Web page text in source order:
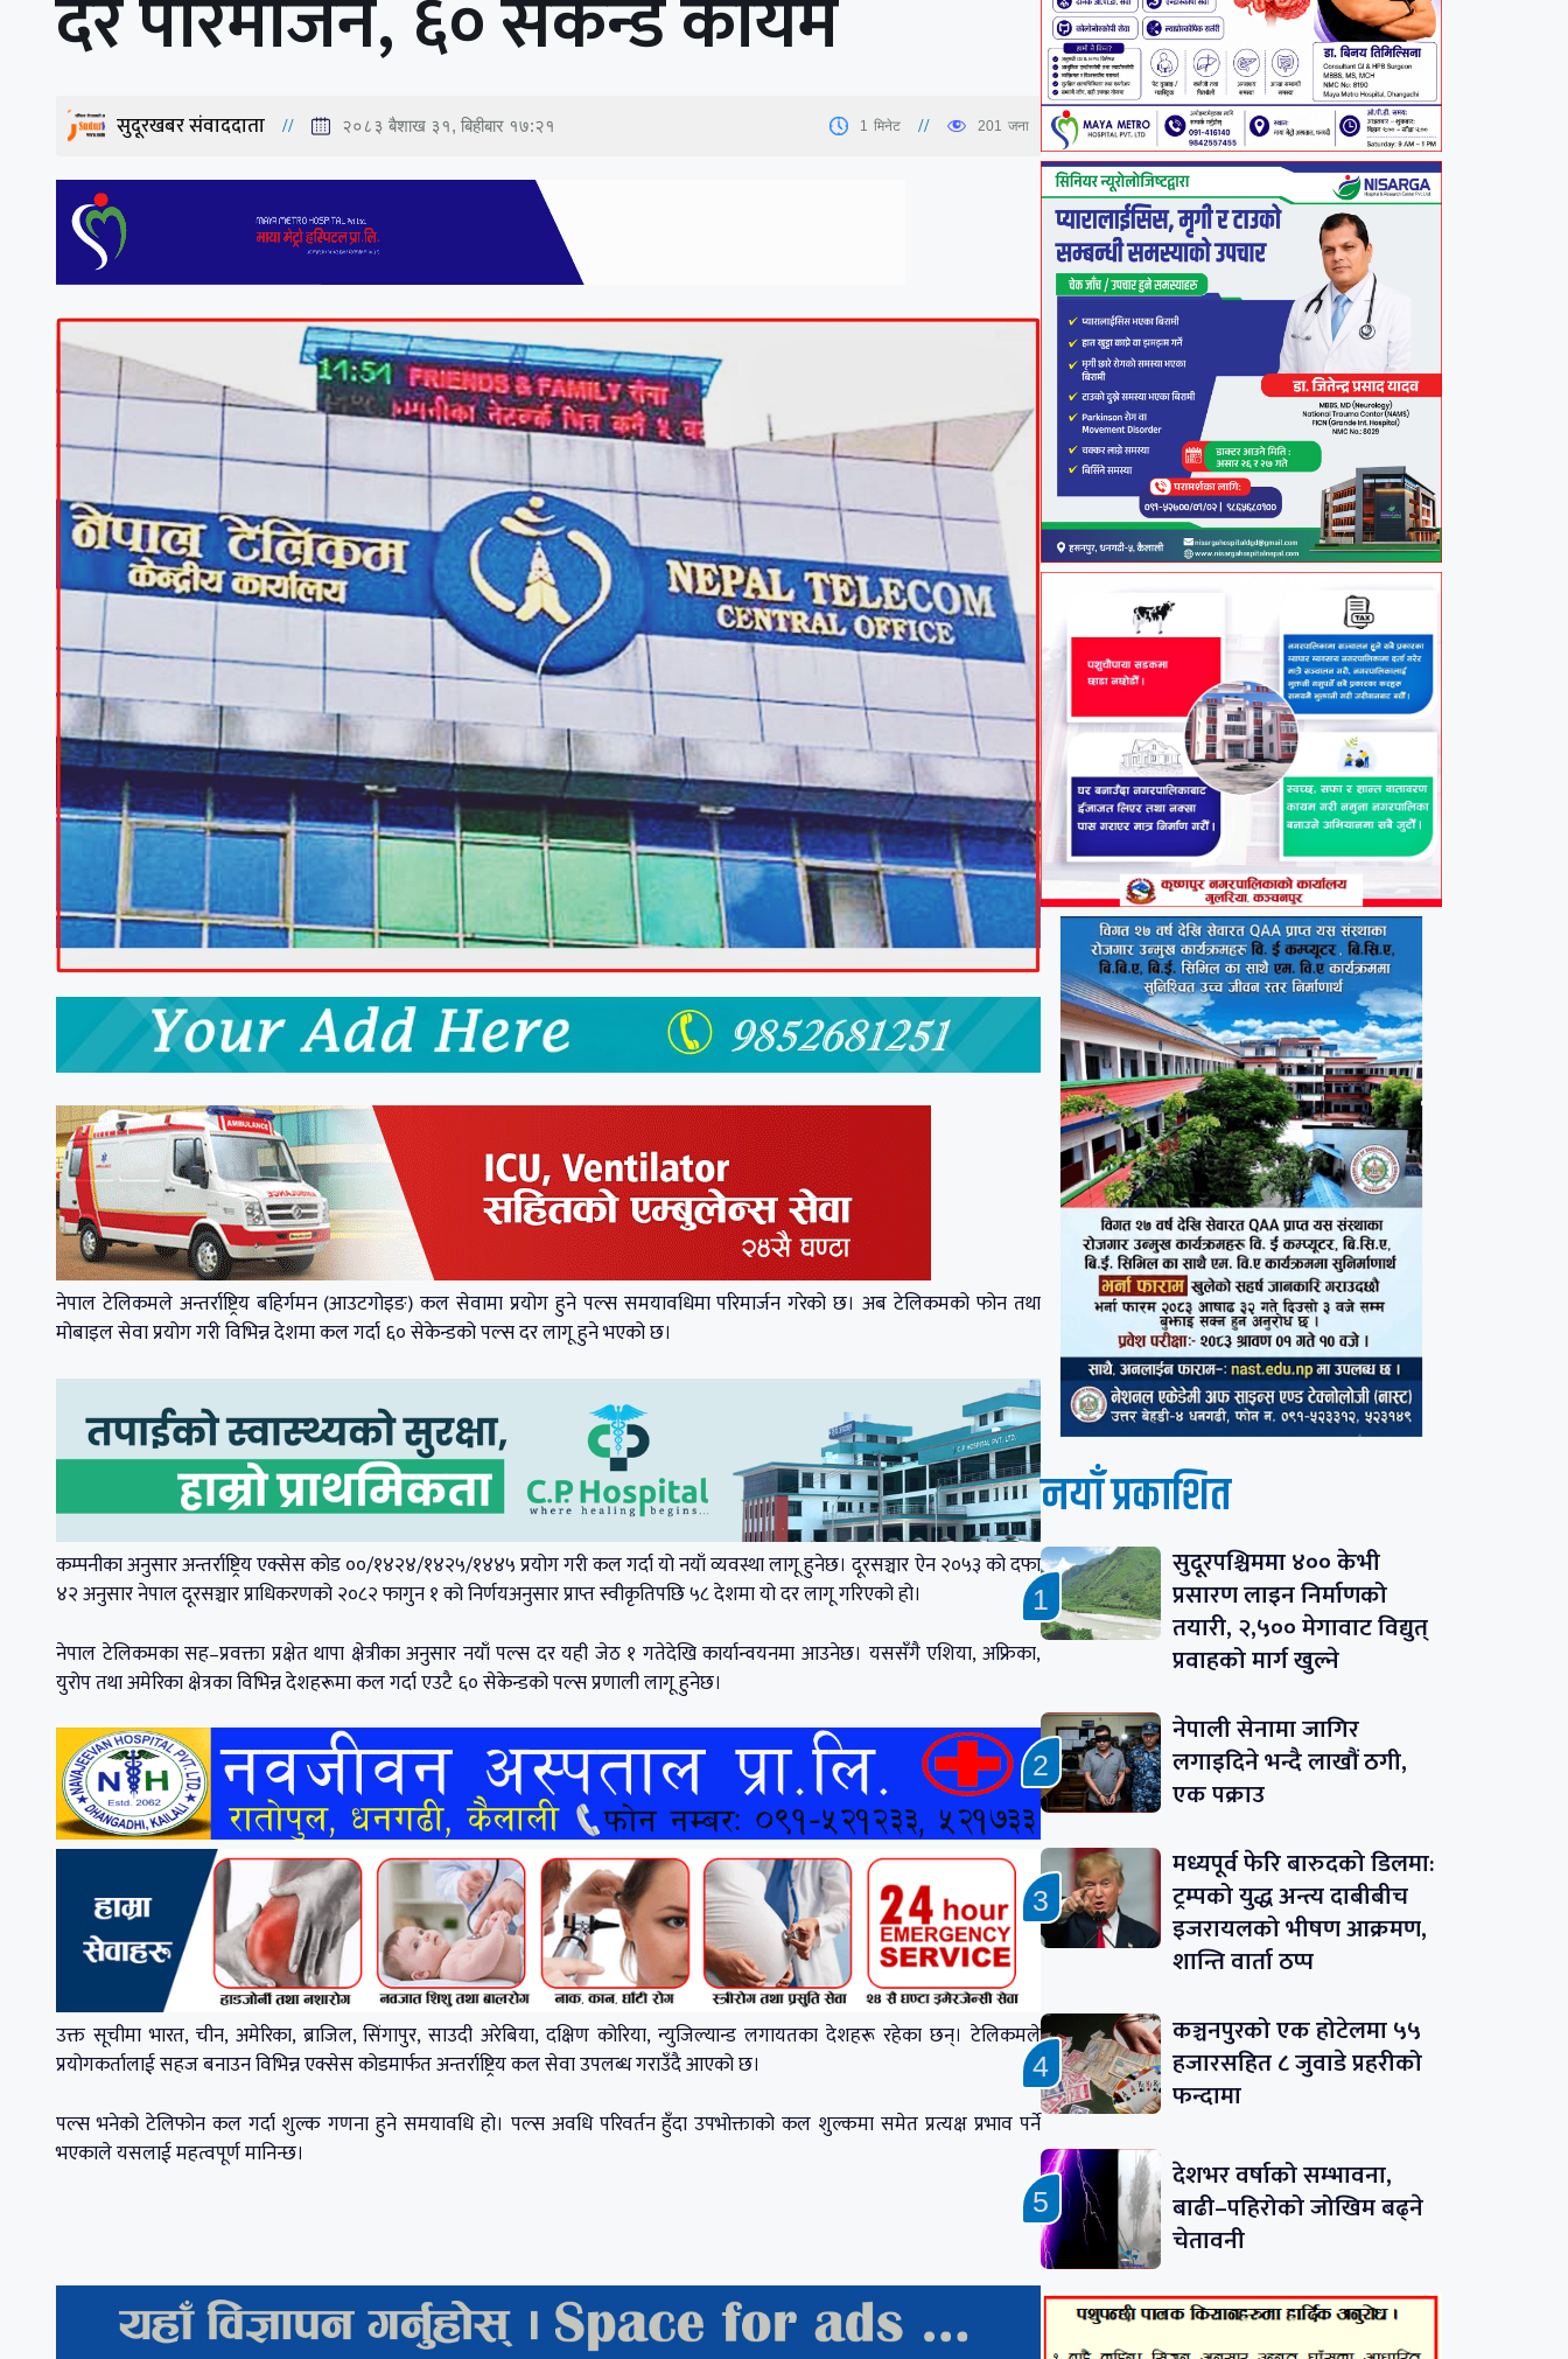
दर परिमार्जन, ६० सेकेन्ड कायम
सुदूरखबर संवाददाता २०८३ बैशाख ३१, बिहीबार १७:२१ 1 मिनेट 201 जना
नेपाल टेलिकमले अन्तर्राष्ट्रिय बहिर्गमन (आउटगोइङ) कल सेवामा प्रयोग हुने पल्स समयावधिमा परिमार्जन गरेको छ। अब टेलिकमको फोन तथा
मोबाइल सेवा प्रयोग गरी विभिन्न देशमा कल गर्दा ६० सेकेन्डको पल्स दर लागू हुने भएको छ।
कम्पनीका अनुसार अन्तर्राष्ट्रिय एक्सेस कोड ००/१४२४/१४२५/१४४५ प्रयोग गरी कल गर्दा यो नयाँ व्यवस्था लागू हुनेछ। दूरसञ्चार ऐन २०५३ को दफा
४२ अनुसार नेपाल दूरसञ्चार प्राधिकरणको २०८२ फागुन १ को निर्णयअनुसार प्राप्त स्वीकृतिपछि ५८ देशमा यो दर लागू गरिएको हो।
नेपाल टेलिकमका सह–प्रवक्ता प्रक्षेत थापा क्षेत्रीका अनुसार नयाँ पल्स दर यही जेठ १ गतेदेखि कार्यान्वयनमा आउनेछ। यससँगै एशिया, अफ्रिका,
युरोप तथा अमेरिका क्षेत्रका विभिन्न देशहरूमा कल गर्दा एउटै ६० सेकेन्डको पल्स प्रणाली लागू हुनेछ।
उक्त सूचीमा भारत, चीन, अमेरिका, ब्राजिल, सिंगापुर, साउदी अरेबिया, दक्षिण कोरिया, न्युजिल्यान्ड लगायतका देशहरू रहेका छन्। टेलिकमले
प्रयोगकर्तालाई सहज बनाउन विभिन्न एक्सेस कोडमार्फत अन्तर्राष्ट्रिय कल सेवा उपलब्ध गराउँदै आएको छ।
पल्स भनेको टेलिफोन कल गर्दा शुल्क गणना हुने समयावधि हो। पल्स अवधि परिवर्तन हुँदा उपभोक्ताको कल शुल्कमा समेत प्रत्यक्ष प्रभाव पर्ने
भएकाले यसलाई महत्वपूर्ण मानिन्छ।
नयाँ प्रकाशित
सुदूरपश्चिममा ४०० केभी
प्रसारण लाइन निर्माणको
तयारी, २,५०० मेगावाट विद्युत्
प्रवाहको मार्ग खुल्ने
नेपाली सेनामा जागिर
लगाइदिने भन्दै लाखौं ठगी,
एक पक्राउ
मध्यपूर्व फेरि बारुदको डिलमा:
ट्रम्पको युद्ध अन्त्य दाबीबीच
इजरायलको भीषण आक्रमण,
शान्ति वार्ता ठप्प
कञ्चनपुरको एक होटेलमा ५५
हजारसहित ८ जुवाडे प्रहरीको
फन्दामा
देशभर वर्षाको सम्भावना,
बाढी–पहिरोको जोखिम बढ्ने
चेतावनी